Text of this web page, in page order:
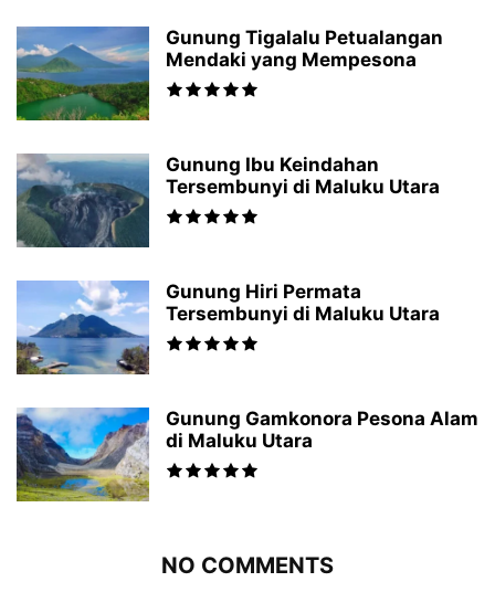
Gunung Tigalalu Petualangan
Mendaki yang Mempesona
Gunung Ibu Keindahan
Tersembunyi di Maluku Utara
Gunung Hiri Permata
Tersembunyi di Maluku Utara
Gunung Gamkonora Pesona Alam
di Maluku Utara
NO COMMENTS